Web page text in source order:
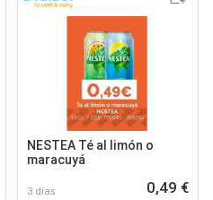
NESTEA Té al limón o
maracuyá
3 días 0,49 €